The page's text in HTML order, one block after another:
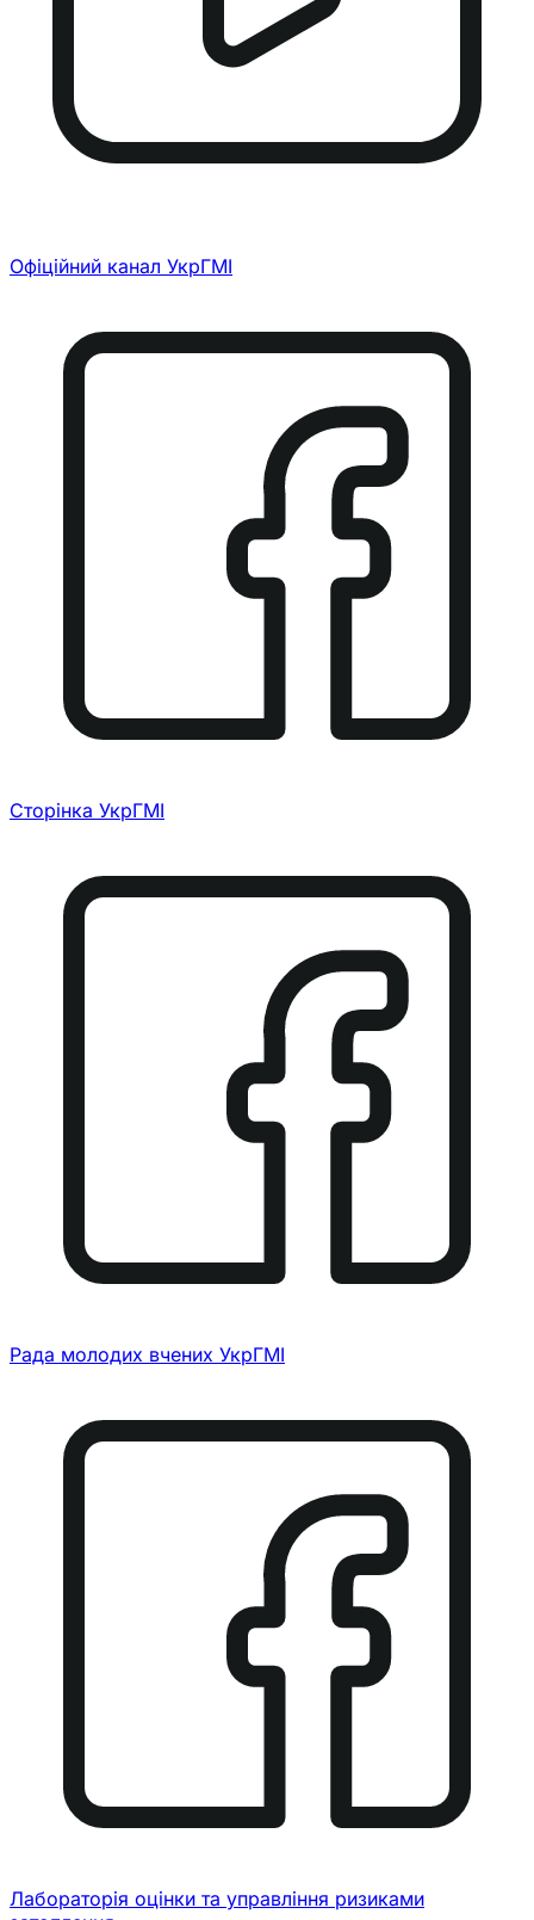
Офіційний канал УкрГМІ
Сторінка УкрГМІ
Рада молодих вчених УкрГМІ
Лабораторія оцінки та управління ризиками